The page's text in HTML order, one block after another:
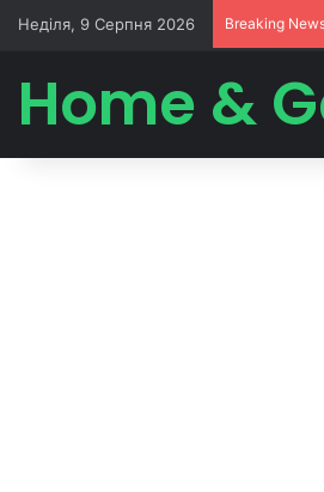
Неділя, 9 Серпня 2026 Breaking
Home &